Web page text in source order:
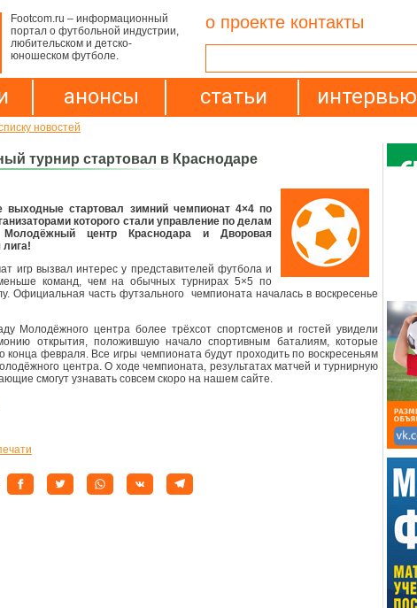
Footcom.ru – информационный
портал о футбольной индустрии,
любительском и детско-
юношеском футболе.
о проекте контакты
анонсы статьи интервью
новостей
турнир стартовал в Краснодаре
выходные стартовал зимний чемпионат 4×4 по
которого стали управление по делам
центр Краснодара и Дворовая
игр вызвал интерес у представителей футбола и
команд, чем на обычных турнирах 5×5 по
Официальная часть футзального чемпионата началась в воскресенье
Молодёжного центра более трёхсот спортсменов и гостей увидели
открытия, положившую начало спортивным баталиям, которые
конца февраля. Все игры чемпионата будут проходить по воскресеньям
центра. О ходе чемпионата, результатах матчей и турнирную
смогут узнавать совсем скоро на нашем сайте.